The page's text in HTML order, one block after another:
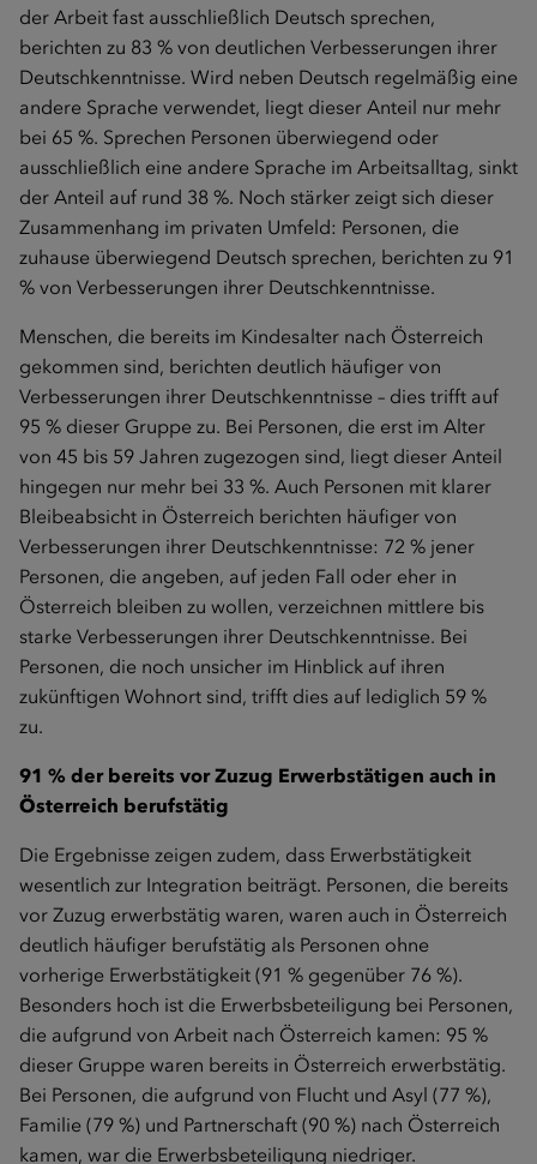
der Arbeit fast ausschließlich Deutsch sprechen,
berichten zu 83 % von deutlichen Verbesserungen ihrer
Deutschkenntnisse. Wird neben Deutsch regelmäßig eine
andere Sprache verwendet, liegt dieser Anteil nur mehr
bei 65 %. Sprechen Personen überwiegend oder
ausschließlich eine andere Sprache im Arbeitsalltag, sinkt
der Anteil auf rund 38 %. Noch stärker zeigt sich dieser
Zusammenhang im privaten Umfeld: Personen, die
zuhause überwiegend Deutsch sprechen, berichten zu 91
% von Verbesserungen ihrer Deutschkenntnisse.
Menschen, die bereits im Kindesalter nach Österreich
gekommen sind, berichten deutlich häufiger von
Verbesserungen ihrer Deutschkenntnisse – dies trifft auf
95 % dieser Gruppe zu. Bei Personen, die erst im Alter
von 45 bis 59 Jahren zugezogen sind, liegt dieser Anteil
hingegen nur mehr bei 33 %. Auch Personen mit klarer
Bleibeabsicht in Österreich berichten häufiger von
Verbesserungen ihrer Deutschkenntnisse: 72 % jener
Personen, die angeben, auf jeden Fall oder eher in
Österreich bleiben zu wollen, verzeichnen mittlere bis
starke Verbesserungen ihrer Deutschkenntnisse. Bei
Personen, die noch unsicher im Hinblick auf ihren
zukünftigen Wohnort sind, trifft dies auf lediglich 59 %
zu.
91 % der bereits vor Zuzug Erwerbstätigen auch in
Österreich berufstätig
Die Ergebnisse zeigen zudem, dass Erwerbstätigkeit
wesentlich zur Integration beiträgt. Personen, die bereits
vor Zuzug erwerbstätig waren, waren auch in Österreich
deutlich häufiger berufstätig als Personen ohne
vorherige Erwerbstätigkeit (91 % gegenüber 76 %).
Besonders hoch ist die Erwerbsbeteiligung bei Personen,
die aufgrund von Arbeit nach Österreich kamen: 95 %
dieser Gruppe waren bereits in Österreich erwerbstätig.
Bei Personen, die aufgrund von Flucht und Asyl (77 %),
Familie (79 %) und Partnerschaft (90 %) nach Österreich
kamen, war die Erwerbsbeteiligung niedriger.